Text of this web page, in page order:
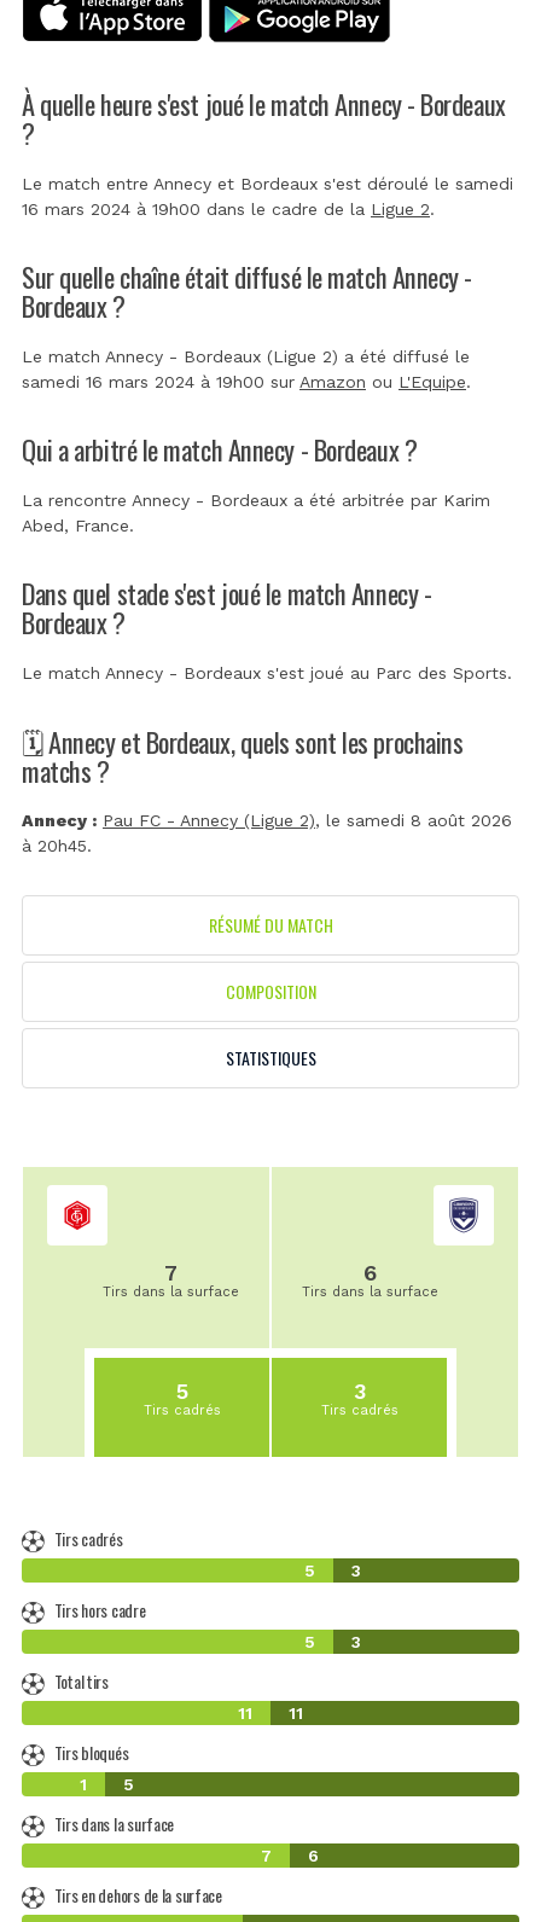
À quelle heure s'est joué le match Annecy - Bordeaux
?
Le match entre Annecy et Bordeaux s'est déroulé le samedi
16 mars 2024 à 19h00 dans le cadre de la Ligue 2.
Sur quelle chaîne était diffusé le match Annecy -
Bordeaux ?
Le match Annecy - Bordeaux (Ligue 2) a été diffusé le
samedi 16 mars 2024 à 19h00 sur Amazon ou L'Equipe.
Qui a arbitré le match Annecy - Bordeaux ?
La rencontre Annecy - Bordeaux a été arbitrée par Karim
Abed, France.
Dans quel stade s'est joué le match Annecy -
Bordeaux ?
Le match Annecy - Bordeaux s'est joué au Parc des Sports.
🗓️ Annecy et Bordeaux, quels sont les prochains
matchs ?
Annecy : Pau FC - Annecy (Ligue 2), le samedi 8 août 2026
à 20h45.
RÉSUMÉ DU MATCH
COMPOSITION
STATISTIQUES
7
Tirs dans la surface
5
Tirs cadrés
6
Tirs dans la surface
3
Tirs cadrés
Tirs cadrés
5 3
Tirs hors cadre
5 3
Total tirs
11 11
Tirs bloqués
1 5
Tirs dans la surface
7 6
Tirs en dehors de la surface